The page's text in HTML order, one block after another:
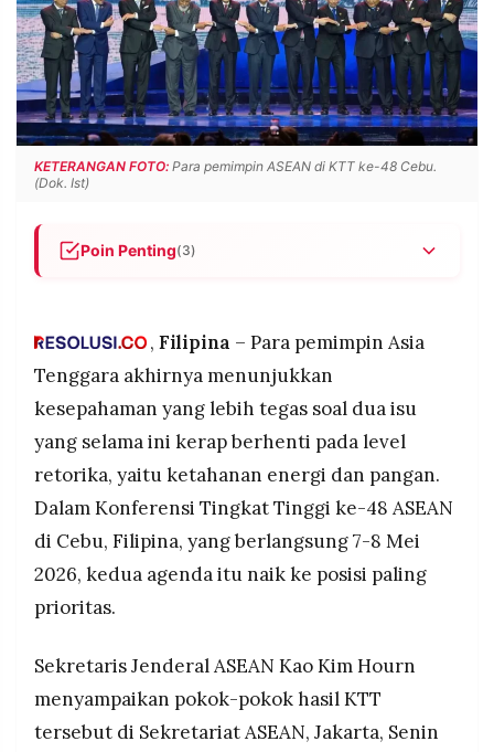
POLICY WARGA
INFORMASI
IKLAN
KIRIM
TULISAN
PENGADUAN TERM
OF
SERVICE
IKUTI
KAMI
PT.
MEDIA
PRAMUDITA
©
PT.
RESOLUSI
MEDIA
PRAMUDITA
KETERANGAN FOTO: Para pemimpin ASEAN di KTT ke-48 Cebu.
(Dok. Ist)
Poin Penting(3)
Petroleum Security Agreement dan
perdagangan listrik lintas batas.
Krisis Timur Tengah menjadi pemicu utama,
mendorong ASEAN merilis pernyataan khusus
soal langkah-langkah menjaga ketahanan energi,
pangan, dan rantai pasokan kawasan.
Indonesia aktif mendorong agenda ini melalui
Presiden Prabowo, Menko Airlangga, dan Menlu
Sugiono, dengan menekankan diversifikasi energi
dan penguatan kerja sama regional sebagai
, Filipina – Para pemimpin Asia
Tenggara akhirnya menunjukkan
kesepahaman yang lebih tegas soal dua isu
yang selama ini kerap berhenti pada level
retorika, yaitu ketahanan energi dan pangan.
Dalam Konferensi Tingkat Tinggi ke-48 ASEAN
di Cebu, Filipina, yang berlangsung 7-8 Mei
2026, kedua agenda itu naik ke posisi paling
prioritas.
Sekretaris Jenderal ASEAN Kao Kim Hourn
menyampaikan pokok-pokok hasil KTT
tersebut di Sekretariat ASEAN, Jakarta, Senin